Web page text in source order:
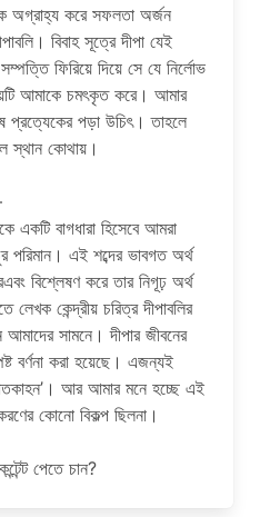
অগ্রাহ্য করে সফলতা অর্জন
বিবাহ সূত্রে দীপা যেই
ফিরিয়ে দিয়ে সে যে নির্লোভ
আমাকে চমৎকৃত করে। আমার
প্রত্যেকের পড়া উচিৎ। তাহলে
স্থান কোথায়।
একটি বাগধারা হিসেবে আমরা
পরিমান। এই শব্দের ভাবগত অর্থ
বিশ্লেষণ করে তার নিগূঢ় অর্থ
লেখক কেন্দ্রীয় চরিত্র দীপাবলির
আমাদের সামনে। দীপার জীবনের
বর্ণনা করা হয়েছে। এজন্যই
আর আমার মনে হচ্ছে এই
কোনো বিকল্প ছিলনা।
পেতে চান?